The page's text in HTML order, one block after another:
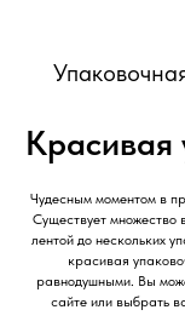
Красивая
Чудесным моментом в
Существует множество
лентой до нескольких
красивая
равнодушными. Вы
сайте или выбрать